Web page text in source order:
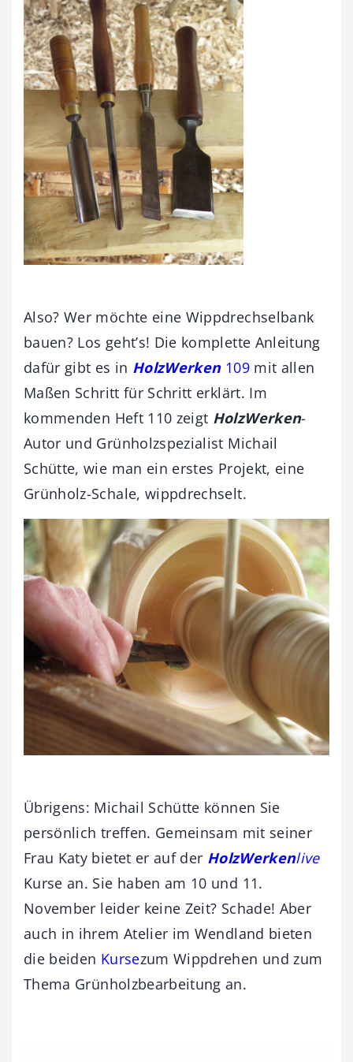
Also? Wer möchte eine Wippdrechselbank
bauen? Los geht’s! Die komplette Anleitung
dafür gibt es in HolzWerken 109mit allen
Maßen Schritt für Schritt erklärt. Im
kommenden Heft 110 zeigt HolzWerken-
Autor und Grünholzspezialist Michail
Schütte, wie man ein erstes Projekt, eine
Grünholz-Schale, wippdrechselt.
Übrigens: Michail Schütte können Sie
persönlich treffen. Gemeinsam mit seiner
Frau Katy bietet er auf der HolzWerkenlive
Kurse an. Sie haben am 10 und 11.
November leider keine Zeit? Schade! Aber
auch in ihrem Atelier im Wendland bieten
die beiden Kursezum Wippdrehen und zum
Thema Grünholzbearbeitung an.